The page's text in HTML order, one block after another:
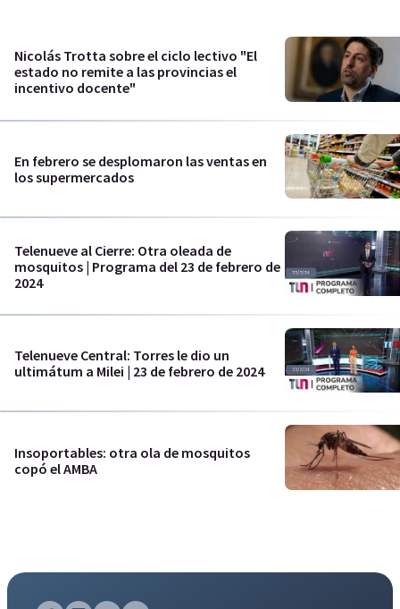
Nicolás Trotta sobre el ciclo lectivo "El
estado no remite a las provincias el
incentivo docente"
En febrero se desplomaron las ventas en
los supermercados
Telenueve al Cierre: Otra oleada de
mosquitos | Programa del 23 de febrero de
2024
Telenueve Central: Torres le dio un
ultimátum a Milei | 23 de febrero de 2024
Insoportables: otra ola de mosquitos
copó el AMBA